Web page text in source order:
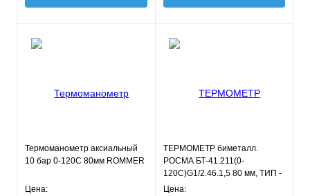
Термоманометр аксиальный
10 бар 0-120С 80мм ROMMER
Цена:
ТЕРМОМЕТР биметалл.
РОСМА БТ-41.211(0-
120С)G1/2.46.1,5 80 мм, ТИП -
БТ-41 корпус - хромированная
Цена: